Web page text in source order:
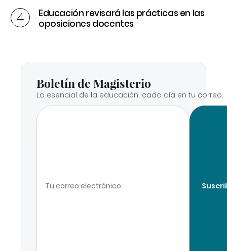
Educación revisará las prácticas en las
oposiciones docentes
Boletín de Magisterio
Lo esencial de la educación, cada día en tu correo.